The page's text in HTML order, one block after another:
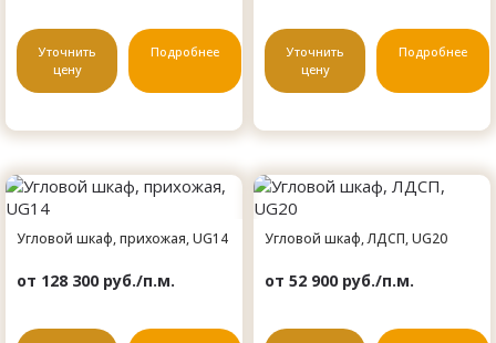
Уточнить
цену
Подробнее
Уточнить
цену
Подробнее
Угловой шкаф, прихожая, UG14
от 128 300 руб./п.м.
Угловой шкаф, ЛДСП, UG20
от 52 900 руб./п.м.